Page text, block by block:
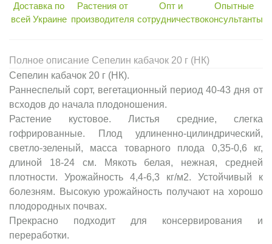
Доставка по
всей Украине
Растения от
производителя
Опт и
сотрудничество
Опытные
консультанты
Полное описание Сепелин кабачок 20 г (НК)
Сепелин кабачок 20 г (НК).
Раннеспелый сорт, вегетационный период 40-43 дня от
всходов до начала плодоношения.
Растение кустовое. Листья средние, слегка
гофрированные. Плод удлиненно-цилиндрический,
светло-зеленый, масса товарного плода 0,35-0,6 кг,
длиной 18-24 см. Мякоть белая, нежная, средней
плотности. Урожайность 4,4-6,3 кг/м2. Устойчивый к
болезням. Высокую урожайность получают на хорошо
плодородных почвах.
Прекрасно подходит для консервирования и
переработки.